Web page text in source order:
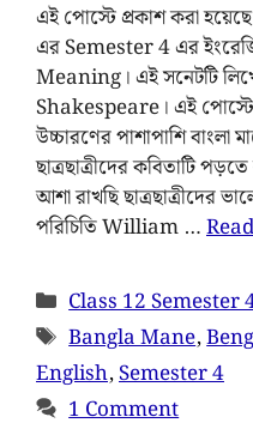
এই পোস্টে প্রকাশ করা
এর ‍Semester 4 এর
Meaning। এই সনেটটি
Shakespeare। এই পোস্টে
উচ্চারণের পাশাপাশি বাংলা
ছাত্রছাত্রীদের কবিতাটি
আশা রাখছি ছাত্রছাত্রীদের
পরিচিতি William …
Class 12 Semester
Bangla Mane,
English,Semester 4
1 Comment